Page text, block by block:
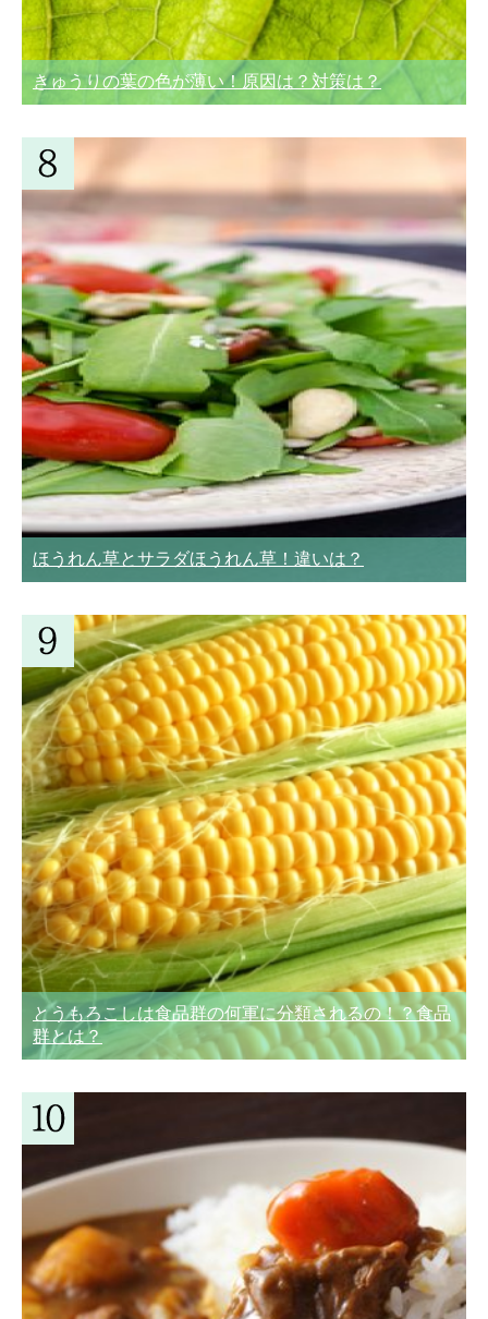
きゅうりの葉の色が薄い！原因は？対策は？
ほうれん草とサラダほうれん草！違いは？
とうもろこしは食品群の何軍に分類されるの！？食品
群とは？